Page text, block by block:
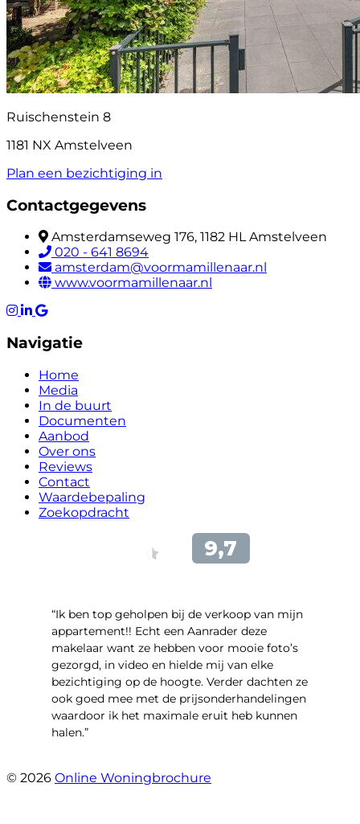
Ruischenstein 8
1181 NX Amstelveen
Plan een bezichtiging in
Contactgegevens
Amsterdamseweg 176, 1182 HL Amstelveen
020 - 641 8694
amsterdam@voormamillenaar.nl
www.voormamillenaar.nl
Navigatie
Home
Media
In de buurt
Documenten
Aanbod
Over ons
Reviews
Contact
Waardebepaling
Zoekopdracht
“Ik ben top geholpen bij de verkoop van mijn
appartement!! Echt een Aanrader deze
makelaar want ze hebben voor mooie foto’s
gezorgd, in video en hielde mij van elke
bezichtiging op de hoogte. Verder dachten ze
ook goed mee met de prijsonderhandelingen
waardoor ik het maximale eruit heb kunnen
halen.”
© 2026 Online Woningbrochure